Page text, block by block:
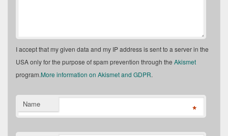
I accept that my given data and my IP address is sent to a server in the
USA only for the purpose of spam prevention through the Akismet
program.More information on Akismet and GDPR.
Name *